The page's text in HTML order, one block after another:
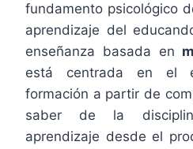
fundamento psicológico
aprendizaje del
enseñanza basada en
está centrada en el
formación a partir de
saber de la
aprendizaje desde el